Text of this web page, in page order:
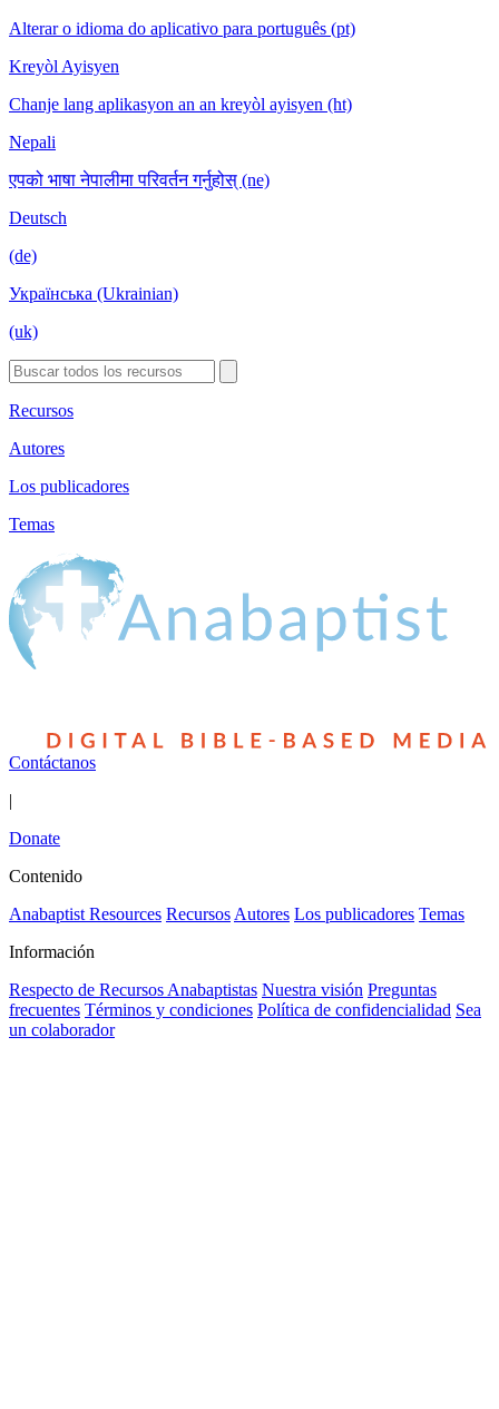
Alterar o idioma do aplicativo para português (pt)
Kreyòl Ayisyen
Chanje lang aplikasyon an an kreyòl ayisyen (ht)
Nepali
एपको भाषा नेपालीमा परिवर्तन गर्नुहोस् (ne)
Deutsch
(de)
Українська (Ukrainian)
(uk)
Recursos
Autores
Los publicadores
Temas
Contáctanos
|
Donate
Contenido
Anabaptist Resources Recursos Autores Los publicadores Temas
Información
Respecto de Recursos Anabaptistas Nuestra visión Preguntas
frecuentes Términos y condiciones Política de confidencialidad Sea
un colaborador